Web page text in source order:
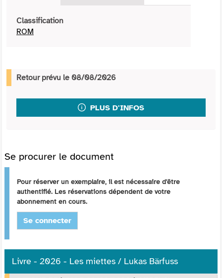
Classification
ROM
Retour prévu le 08/08/2026
PLUS D'INFOS
Se procurer le document
Pour réserver un exemplaire, il est nécessaire d'être
authentifié. Les réservations dépendent de votre
abonnement en cours.
Se connecter
Livre - 2026 - Les miettes / Lukas Bärfuss